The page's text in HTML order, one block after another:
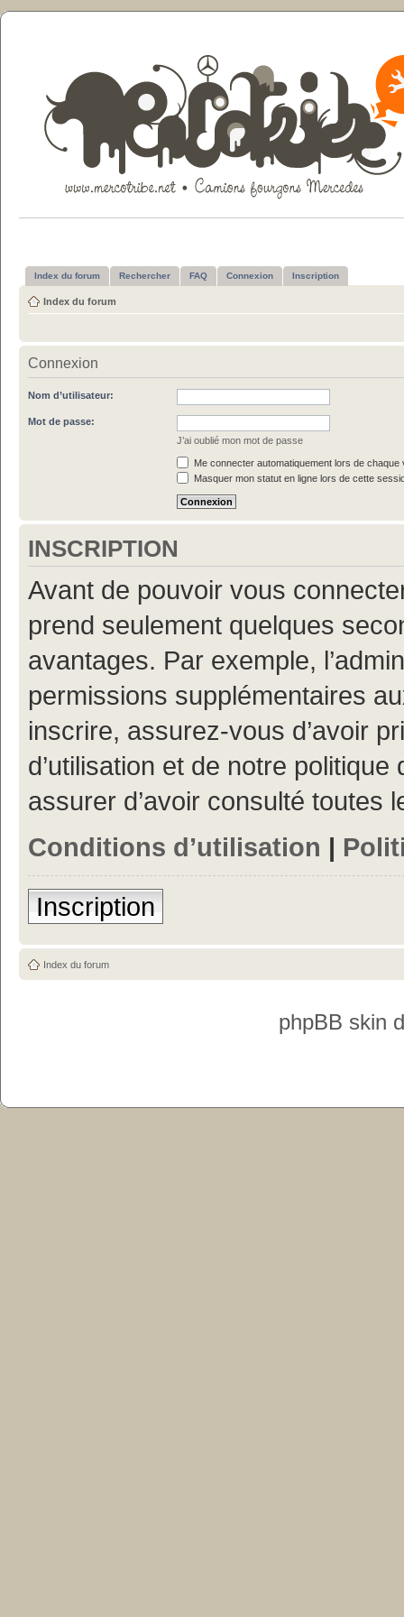
Index du forum Rechercher FAQ Connexion Inscription
Index du forum
Connexion
Nom d’utilisateur:
Mot de passe:
J’ai oublié mon mot de passe
Me connecter automatiquement lors de chaque
Masquer mon statut en ligne lors de cette
INSCRIPTION
Avant de pouvoir vous
prend seulement quelques
avantages. Par exemple,
permissions supplémentaires
inscrire, assurez-vous d’avoir
d’utilisation et de notre
assurer d’avoir consulté toutes
Conditions d’utilisation |
Inscription
Index du forum
phpBB skin